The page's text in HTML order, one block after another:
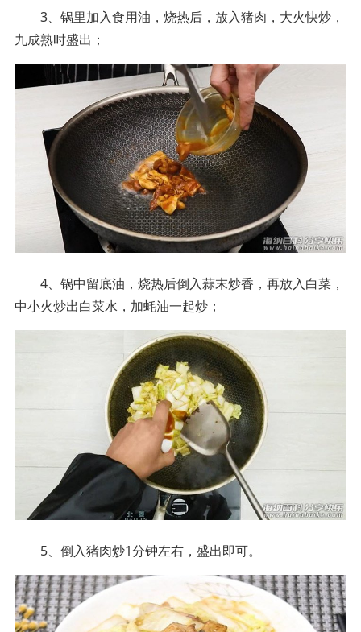
3、锅里加入食用油，烧热后，放入猪肉，大火快炒，
九成熟时盛出；
4、锅中留底油，烧热后倒入蒜末炒香，再放入白菜，
中小火炒出白菜水，加蚝油一起炒；
5、倒入猪肉炒1分钟左右，盛出即可。